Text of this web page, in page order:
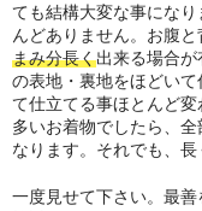
ても結構大変な事にな
んどありません。お腹
まみ分長く出来る場合
の表地・裏地をほどい
て仕立てる事ほとんど
多いお着物でしたら、
なります。それでも、
一度見せて下さい。最